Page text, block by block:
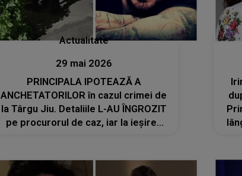
Actualitate
29 mai 2026
PRINCIPALA IPOTEAZĂ A
ANCHETATORILOR în cazul crimei de
la Târgu Jiu. Detaliile L-AU ÎNGROZIT
pe procurorul de caz, iar la ieșirea
ceva. Își crease un..."